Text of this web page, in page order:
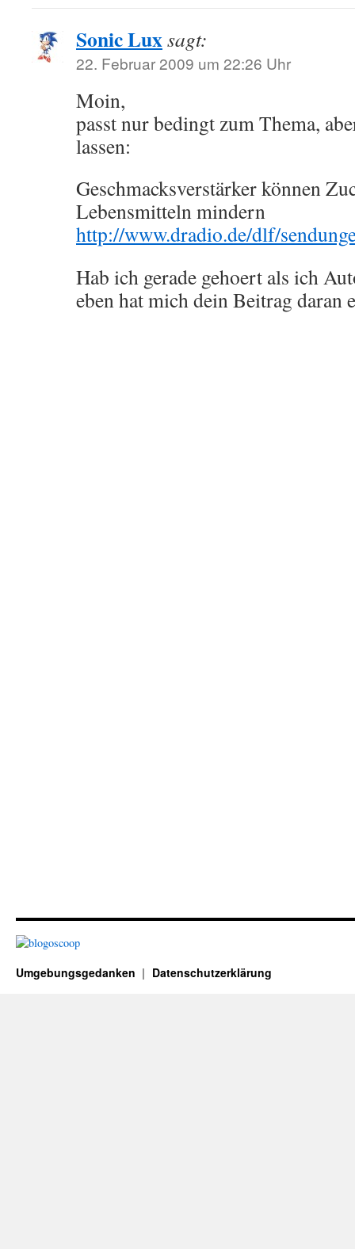
Sonic Luxsagt:
22. Februar 2009 um 22:26 Uhr
Moin,
passt nur bedingt zum Thema,
lassen:
Geschmacksverstärker können
Lebensmitteln mindern
http://www.dradio.de/dlf/
Hab ich gerade gehoert als ich
eben hat mich dein Beitrag daran
Umgebungsgedanken Datenschutzerklärung